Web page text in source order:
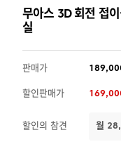
무아스 3D 회전 접
실
판매가
할인판매가
할인의 참견 월